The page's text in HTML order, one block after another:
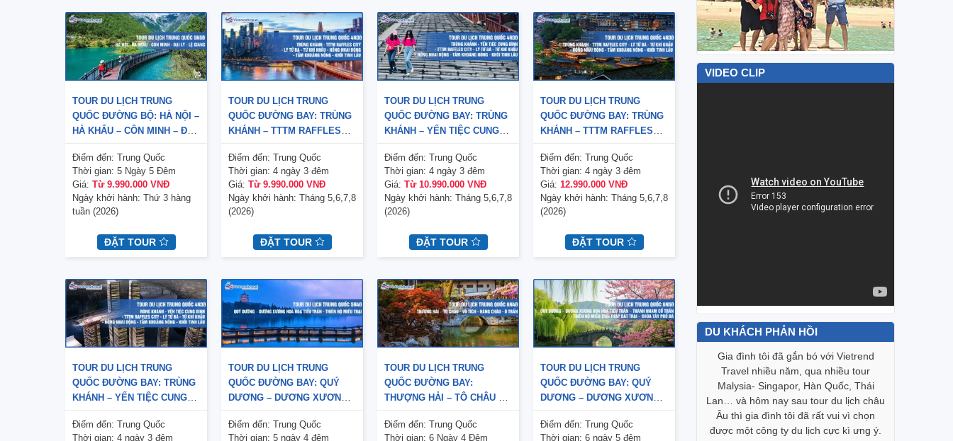
TOUR DU LỊCH TRUNG
QUỐC ĐƯỜNG BỘ: HÀ NỘI –
HÀ KHẨU – CÔN MINH – ĐẠI
SHOP) KHỞI HÀNH THỨ BA
HÀNG TUẦN
Điểm đến: Trung Quốc
Thời gian: 5 Ngày 5 Đêm
Giá: Từ 9.990.000 VNĐ
Ngày khởi hành: Thứ 3 hàng
tuần (2026)
ĐẶT TOUR
TOUR DU LỊCH TRUNG
QUỐC ĐƯỜNG BAY: TRÙNG
KHÁNH – TTTM RAFFLES
KHẨU – HỒNG NHAI ĐỘNG –
TẮM KHOÁNG NÓNG – KHÔI
TINH LẦU 4N3Đ
Điểm đến: Trung Quốc
Thời gian: 4 ngày 3 đêm
Giá: Từ 9.990.000 VNĐ
Ngày khởi hành: Tháng 5,6,7,8
(2026)
ĐẶT TOUR
TOUR DU LỊCH TRUNG
QUỐC ĐƯỜNG BAY: TRÙNG
KHÁNH – YẾN TIỆC CUNG
– LÝ TỬ BÁ – TỪ KHÍ KHẨU
– HỒNG NHAI ĐỘNG – TẮM
KHOÁNG NÓNG – KHÔI TINH
LẦU 4N3Đ
Điểm đến: Trung Quốc
Thời gian: 4 ngày 3 đêm
Giá: Từ 10.990.000 VNĐ
Ngày khởi hành: Tháng 5,6,7,8
(2026)
ĐẶT TOUR
TOUR DU LỊCH TRUNG
QUỐC ĐƯỜNG BAY: TRÙNG
KHÁNH – TTTM RAFFLES
KHẨU – HỒNG NHAI ĐỘNG –
TẮM KHOÁNG NÓNG – KHÔI
TINH LẦU 4N3Đ (NO
SHOPPING)
Điểm đến: Trung Quốc
Thời gian: 4 ngày 3 đêm
Giá: 12.990.000 VNĐ
Ngày khởi hành: Tháng 5,6,7,8
(2026)
ĐẶT TOUR
TOUR DU LỊCH TRUNG
QUỐC ĐƯỜNG BAY: TRÙNG
KHÁNH – YẾN TIỆC CUNG
– LÝ TỬ BÁ – TỪ KHÍ KHẨU
Điểm đến: Trung Quốc
Thời gian: 4 ngày 3 đêm
TOUR DU LỊCH TRUNG
QUỐC ĐƯỜNG BAY: QUÝ
DƯƠNG – DƯƠNG XƯƠNG
THIÊN HỘ MIÊU TRẠI 5N4Đ
Điểm đến: Trung Quốc
Thời gian: 5 ngày 4 đêm
TOUR DU LỊCH TRUNG
QUỐC ĐƯỜNG BAY:
THƯỢNG HẢI – TÔ CHÂU –
TRẤN 6N4Đ (BAY HO) KHỞI
Điểm đến: Trung Quốc
Thời gian: 6 Ngày 4 Đêm
TOUR DU LỊCH TRUNG
QUỐC ĐƯỜNG BAY: QUÝ
DƯƠNG – DƯƠNG XƯƠNG
THANH NHAM CỔ TRẤN –
Điểm đến: Trung Quốc
Thời gian: 6 ngày 5 đêm
VIDEO CLIP
DU KHÁCH PHẢN HỒI
trước khi tôi đi công tác giao cho nhân
viên đặt vé máy bay, đặt phòng khách
sạn dịch vụ của Vietrend Travel. Chất
phải tổ chức sự kiện và đi lại cần một
Travel đã tổ chức một chương trình tour
rất hài lòng và chất lượng tốt. Cám ơn
HDV Hoàng Trang đã rất tận tụy với mọi
đoàn như người thân của mình. Làm
Gia đình tôi đã gắn bó với Vietrend
Travel nhiều năm, qua nhiều tour
Malysia- Singapor, Hàn Quốc, Thái
Lan… và hôm nay sau tour du lịch châu
Âu thì gia đình tôi đã rất vui vì chọn
được một công ty du lịch cực kì ưng ‎ý.